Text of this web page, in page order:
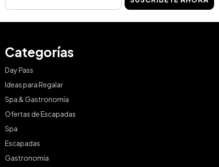
Categorías
Day Pass
Ideas para Regalar
Spa & Gastronomía
Ofertas de Escapadas
Spa
Escapadas
Gastronomía